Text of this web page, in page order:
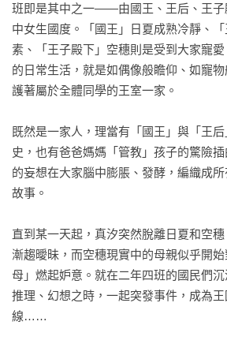
班即是其中之一——由國王、王后、王子
中女生國度。「國王」日夏成熟冷靜、
素、「王子殿下」空穗則是受到大家寵愛
的日常生活，就是如偶像般瞻仰、如寵
護著屬於全體同學的王室一家。
既然是一家人，理當有「國王」與「王
史，也有爸爸媽媽「管教」孩子的驚險
的妄想在大家腦中膨脹、發酵，編織成
故事。
直到某一天起，真汐突然脫離日夏和空
漸趨曖昧，而空穗現實中的母親似乎開
母」燃起妒意。就在二年四班的國民們沉
推理、幻想之時，一起突發事件，成為
線……